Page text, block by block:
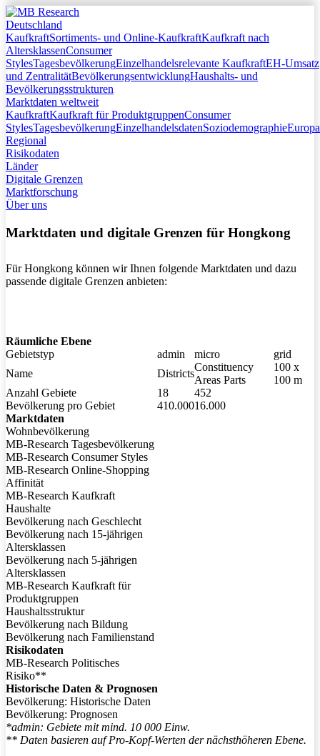
Deutschland
KaufkraftSortiments- und Online-KaufkraftKaufkraft nach
AltersklassenConsumer
StylesTagesbevölkerungEinzelhandelsrelevante KaufkraftEH-Umsatz
und ZentralitätBevölkerungsentwicklungHaushalts- und
Bevölkerungsstrukturen
Marktdaten weltweit
KaufkraftKaufkraft für ProduktgruppenConsumer
StylesTagesbevölkerungEinzelhandelsdatenSoziodemographieEuropa
Regional
Risikodaten
Länder
Digitale Grenzen
Marktforschung
Über uns
Marktdaten und digitale Grenzen für Hongkong
Für Hongkong können wir Ihnen folgende Marktdaten und dazu
passende digitale Grenzen anbieten:
Räumliche Ebene
Gebietstyp
admin micro
grid
Name
Districts
Constituency
Areas Parts
100 x
100 m
Anzahl Gebiete
18
452
Bevölkerung pro Gebiet
410.00016.000
Marktdaten
Wohnbevölkerung
MB-Research Tagesbevölkerung
MB-Research Consumer Styles
MB-Research Online-Shopping
Affinität
MB-Research Kaufkraft
Haushalte
Bevölkerung nach Geschlecht
Bevölkerung nach 15-jährigen
Altersklassen
Bevölkerung nach 5-jährigen
Altersklassen
MB-Research Kaufkraft für
Produktgruppen
Haushaltsstruktur
Bevölkerung nach Bildung
Bevölkerung nach Familienstand
Risikodaten
MB-Research Politisches
Risiko**
Historische Daten & Prognosen
Bevölkerung: Historische Daten
Bevölkerung: Prognosen
*admin: Gebiete mit mind. 10 000 Einw.
** Daten basieren auf Pro-Kopf-Werten der nächsthöheren Ebene.
Startseite
Deutschland
Kaufkraft
Sortiments- und Online-Kaufkraft
Kaufkraft nach Altersklassen
Consumer Styles
Tagesbevölkerung
Einzelhandelsrelevante Kaufkraft
Marktdaten weltweit
Consumer Styles
Tagesbevölkerung
Soziodemographie
Europa Regional
Marktforschung
Über uns
Impressum
Kontakt
News
Digitale Grenzen R2026
Marktdaten Europa 2025
Europa Regional 2025
Marktdaten Deutschland 2026
Esri UC 2026
Datenschutz
Downloads
Offene Stellen
Deutsch
English